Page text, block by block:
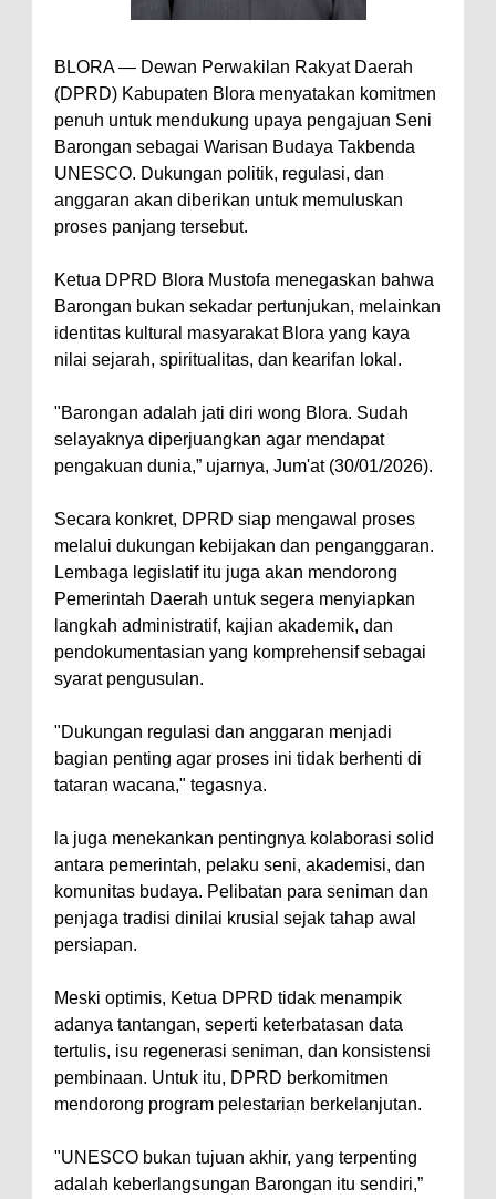
BLORA — Dewan Perwakilan Rakyat Daerah
(DPRD) Kabupaten Blora menyatakan komitmen
penuh untuk mendukung upaya pengajuan Seni
Barongan sebagai Warisan Budaya Takbenda
UNESCO. Dukungan politik, regulasi, dan
anggaran akan diberikan untuk memuluskan
proses panjang tersebut.
Ketua DPRD Blora Mustofa menegaskan bahwa
Barongan bukan sekadar pertunjukan, melainkan
identitas kultural masyarakat Blora yang kaya
nilai sejarah, spiritualitas, dan kearifan lokal.
"Barongan adalah jati diri wong Blora. Sudah
selayaknya diperjuangkan agar mendapat
pengakuan dunia,” ujarnya, Jum'at (30/01/2026).
Secara konkret, DPRD siap mengawal proses
melalui dukungan kebijakan dan penganggaran.
Lembaga legislatif itu juga akan mendorong
Pemerintah Daerah untuk segera menyiapkan
langkah administratif, kajian akademik, dan
pendokumentasian yang komprehensif sebagai
syarat pengusulan.
"Dukungan regulasi dan anggaran menjadi
bagian penting agar proses ini tidak berhenti di
tataran wacana," tegasnya.
la juga menekankan pentingnya kolaborasi solid
antara pemerintah, pelaku seni, akademisi, dan
komunitas budaya. Pelibatan para seniman dan
penjaga tradisi dinilai krusial sejak tahap awal
persiapan.
Meski optimis, Ketua DPRD tidak menampik
adanya tantangan, seperti keterbatasan data
tertulis, isu regenerasi seniman, dan konsistensi
pembinaan. Untuk itu, DPRD berkomitmen
mendorong program pelestarian berkelanjutan.
"UNESCO bukan tujuan akhir, yang terpenting
adalah keberlangsungan Barongan itu sendiri,”